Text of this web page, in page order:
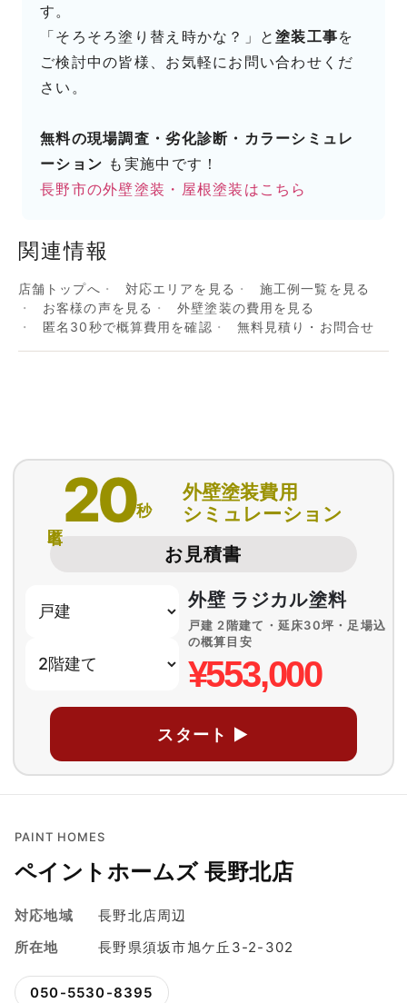
す。
「そろそろ塗り替え時かな？」と塗装工事を
ご検討中の皆様、お気軽にお問い合わせくだ
さい。
無料の現場調査・劣化診断・カラーシミュレ
ーション も実施中です！
長野市の外壁塗装・屋根塗装はこちら
関連情報
店舗トップへ 対応エリアを見る
施工例一覧を見る
お客様の声を見る
外壁塗装の費用を見る
匿名30秒で概算費用を確認
無料見積り・お問合せ
20秒
外壁塗装費用
シミュレーション
お見積書
外壁 ラジカル塗料
戸建 2階建て・延床30坪・足場込
の概算目安
¥553,000
スタート ▶
PAINT HOMES
ペイントホームズ 長野北店
対応地域
長野北店周辺
所在地
長野県須坂市旭ケ丘3-2-302
050-5530-8395